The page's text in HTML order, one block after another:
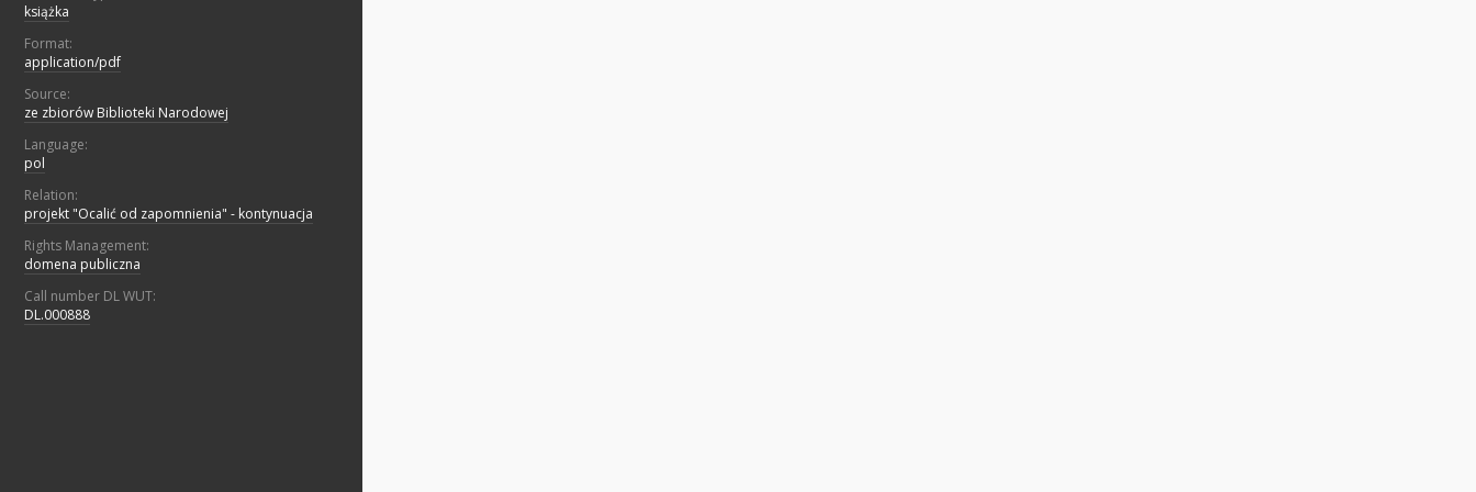
książka
Format:
application/pdf
Source:
ze zbiorów Biblioteki Narodowej
Language:
pol
Relation:
projekt "Ocalić od zapomnienia" - kontynuacja
Rights Management:
domena publiczna
Call number DL WUT:
DL.000888